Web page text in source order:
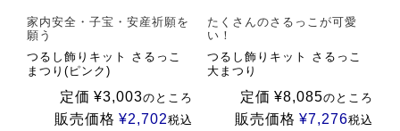
家内安全・子宝・安産祈願を
願う
つるし飾りキット さるっこ
まつり(ピンク)
定価 ¥3,003のところ
販売価格 ¥2,702税込
たくさんのさるっこが可愛
い！
つるし飾りキット さるっこ
大まつり
定価 ¥8,085のところ
販売価格 ¥7,276税込